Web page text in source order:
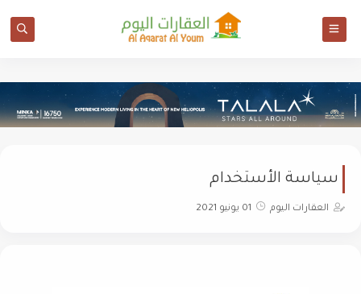
سياسة الأستخدام
العقارات اليوم 01 يونيو 2021